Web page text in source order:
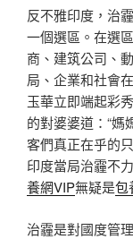
反不雅印度，治
一個選區。在選
商、建筑公司、
局、企業和社會
玉華立即端起彩
的對婆婆道：“媽
客們真正在乎的
印度當局治霾不力
養網VIP無疑是包
治霾是對國度管